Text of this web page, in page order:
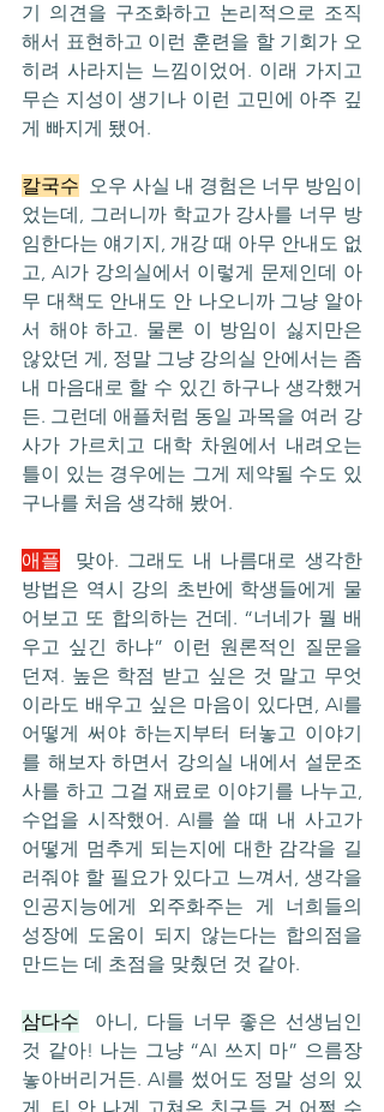
기 의견을 구조화하고 논리적으로 조직
해서 표현하고 이런 훈련을 할 기회가 오
히려 사라지는 느낌이었어. 이래 가지고
무슨 지성이 생기나 이런 고민에 아주 깊
게 빠지게 됐어.
칼국수
  오우 사실 내 경험은 너무 방임이
었는데, 그러니까 학교가 강사를 너무 방
임한다는 얘기지, 개강 때 아무 안내도 없
고, AI가 강의실에서 이렇게 문제인데 아
무 대책도 안내도 안 나오니까 그냥 알아
서 해야 하고. 물론 이 방임이 싫지만은
않았던 게, 정말 그냥 강의실 안에서는 좀
내 마음대로 할 수 있긴 하구나 생각했거
든. 그런데 애플처럼 동일 과목을 여러 강
사가 가르치고 대학 차원에서 내려오는
틀이 있는 경우에는 그게 제약될 수도 있
구나를 처음 생각해 봤어.
애플
  맞아. 그래도 내 나름대로 생각한
방법은 역시 강의 초반에 학생들에게 물
어보고 또 합의하는 건데. “너네가 뭘 배
우고 싶긴 하냐” 이런 원론적인 질문을
던져. 높은 학점 받고 싶은 것 말고 무엇
이라도 배우고 싶은 마음이 있다면, AI를
어떻게 써야 하는지부터 터놓고 이야기
를 해보자 하면서 강의실 내에서 설문조
사를 하고 그걸 재료로 이야기를 나누고,
수업을 시작했어. AI를 쓸 때 내 사고가
어떻게 멈추게 되는지에 대한 감각을 길
러줘야 할 필요가 있다고 느껴서, 생각을
인공지능에게 외주화주는 게 너희들의
성장에 도움이 되지 않는다는 합의점을
만드는 데 초점을 맞췄던 것 같아.
삼다수
  아니, 다들 너무 좋은 선생님인
것 같아! 나는 그냥 “AI 쓰지 마” 으름장
놓아버리거든. AI를 썼어도 정말 성의 있